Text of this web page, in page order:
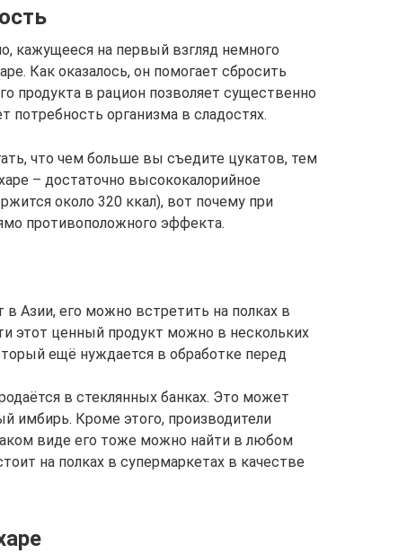
кажущееся на первый взгляд немного
Как оказалось, он помогает сбросить
продукта в рацион позволяет существенно
потребность организма в сладостях.
что чем больше вы съедите цукатов, тем
– достаточно высококалорийное
около 320 ккал), вот почему при
противоположного эффекта.
в Азии, его можно встретить на полках в
этот ценный продукт можно в нескольких
ещё нуждается в обработке перед
в стеклянных банках. Это может
имбирь. Кроме этого, производители
виде его тоже можно найти в любом
на полках в супермаркетах в качестве